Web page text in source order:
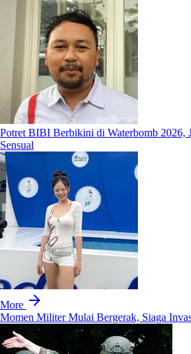
Potret BIBI Berbikini di Waterbomb 2026,
Sensual
More
Momen Militer Mulai Bergerak, Siaga